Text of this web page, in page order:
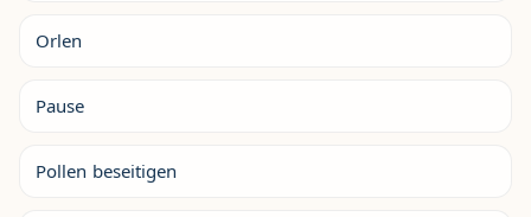
Orlen
Pause
Pollen beseitigen